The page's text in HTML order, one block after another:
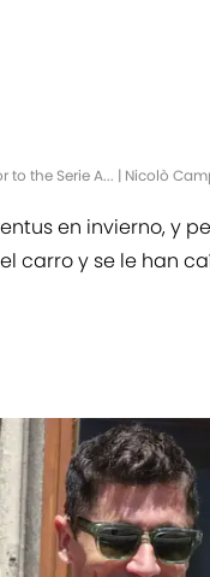
to the Serie A... | Nicolò
en invierno, y
carro y se le han